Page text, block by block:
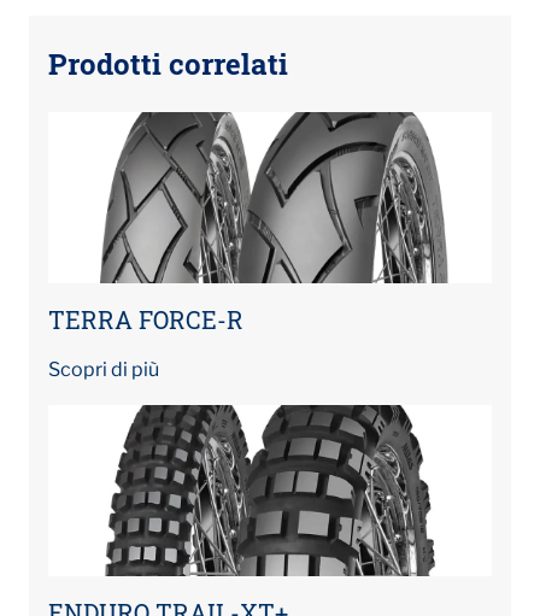
Prodotti correlati
TERRA FORCE-R
Scopri di più